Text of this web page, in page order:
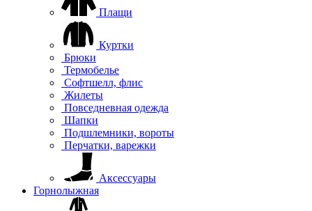
Плащи
Куртки
Брюки
Термобелье
Софтшелл, флис
Жилеты
Повседневная одежда
Шапки
Подшлемники, вороты
Перчатки, варежки
Аксессуары
Горнолыжная